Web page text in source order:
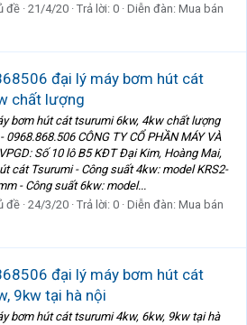
đề 21/4/20 Trả lời: 0 Diễn đàn: Mua bán
đại lý máy bơm hút cát
chất lượng
bơm hút cát tsurumi 6kw, 4kw chất lượng
CÔNG TY CỔ PHẦN MÁY VÀ
Số 10 lô B5 KĐT Đại Kim, Hoàng Mai,
cát Tsurumi - Công suất 4kw: model KRS2-
- Công suất 6kw: model...
đề 24/3/20 Trả lời: 0 Diễn đàn: Mua bán
đại lý máy bơm hút cát
9kw tại hà nội
bơm hút cát tsurumi 4kw, 6kw, 9kw tại hà